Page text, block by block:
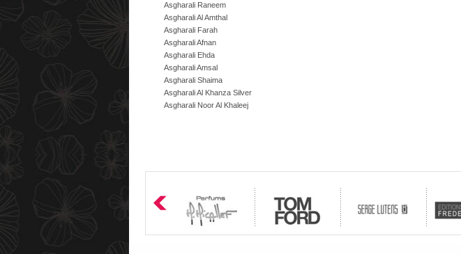
Asgharali Raneem
Asgharali Al Amthal
Asgharali Farah
Asgharali Afnan
Asgharali Ehda
Asgharali Amsal
Asgharali Shaima
Asgharali Al Khanza Silver
Asgharali Noor Al Khaleej